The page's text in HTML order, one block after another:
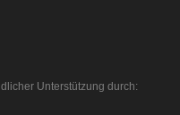
Unterstützung durch: